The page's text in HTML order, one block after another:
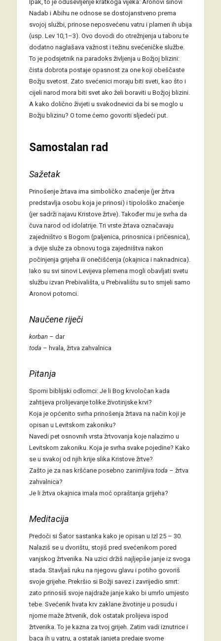
Ipak, to je oduševljenje kratkoga vijeka: Aronovi sinovi
Nadab i Abihu ne odnose se dostojanstveno prema
svojoj službi, prinose neposvećenu vatru i plamen ih ubija
(usp. Lev 10,1–3). Ovo dovodi do otrežnjenja u taboru te
dodatno naglašava važnost i težinu svećeničke službe.
To je podsjetnik na paradoks življenja u Božjoj blizini:
čista dobrota postaje opasnost za one koji obeščaste
Božju svetost. Zato svećenici moraju biti sveti, kao što i
cijeli narod mora biti svet ako želi boraviti u Božjoj blizini.
A kako dolično živjeti u svakodnevici da bi se moglo u
Božju blizinu? O tome ćemo govoriti sljedeći put.
Samostalan rad
Sažetak
Prinošenje žrtava ima simboličko značenje (jer žrtva
predstavlja osobu koja je prinosi) i tipološko značenje
(jer sadrži najavu Kristove žrtve). Također mu je svrha da
čuva narod od idolatrije. Tri vrste žrtava označavaju
zajedništvo s Bogom (paljenica, prinosnica i pričesnica),
a dvije služe za obnovu toga zajedništva nakon
počinjenja grijeha ili onečišćenja (okajnica i naknadnica).
Iako su svi sinovi Levijeva plemena mogli obavljati svetu
službu izvan Prebivališta, u Prebivalištu su to smjeli samo
Aronovi potomci.
Naučene riječi
korban– dar
toda – hvala, žrtva zahvalnica
Pitanja
Sporni biblijski odlomci: Je li Bog krvoločan kada
zahtijeva prolijevanje tolike životinjske krvi?
Koja je općenito svrha prinošenja žrtava na način koji je
opisan u Levitskom zakoniku?
Navedi pet osnovnih vrsta žrtvovanja koje nalazimo u
Levitskom zakoniku. Koja je svrha svake pojedine? Kako
se u svakoj od njih krije slika Kristove žrtve?
Zašto je za nas kršćane posebno zanimljiva toda – žrtva
zahvalnica?
Je li žrtva okajnica imala moć opraštanja grijeha?
Meditacija
Predoči si Šator sastanka kako je opisan u Izl 25 – 30.
Nalaziš se u dvorištu, stojiš pred svećenikom pored
vanjskog žrtvenika. Na uzici držiš najljepše janje iz svoga
stada. Stavljaš ruku na njegovu glavu i potiho govoriš
svoje grijehe. Prekršio si Božji savez i zavrijedio smrt:
zato prinosiš svoje najdraže janje kako bi umrlo umjesto
tebe. Svećenik hvata krv zaklane životinje u posudu i
njome maže žrtvenik, dok ostatak prolijeva ispod
žrtvenika. To je kazna za tvoj grijeh. Zatim vadi iznutrice i
baca ih u vatru, a ostatak janjeta predaje svome